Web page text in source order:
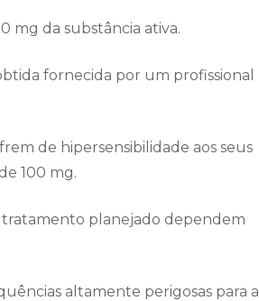
mg da substância ativa.
fornecida por um profissional
de hipersensibilidade aos seus
100 mg.
tratamento planejado dependem
altamente perigosas para a